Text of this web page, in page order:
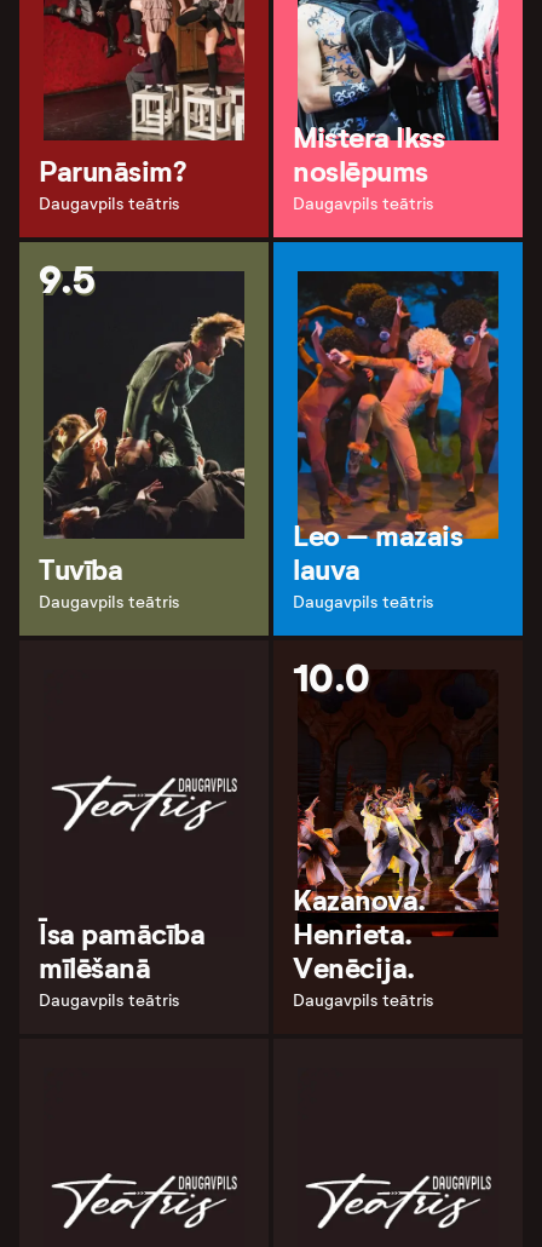
Parunāsim?
Daugavpils teātris
Mistera Ikss
noslēpums
Daugavpils teātris
9.5
Tuvība
Daugavpils teātris
Leo – mazais
lauva
Daugavpils teātris
Īsa pamācība
mīlēšanā
Daugavpils teātris
10.0
Kazanova.
Henrieta.
Venēcija.
Daugavpils teātris